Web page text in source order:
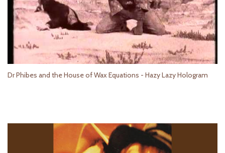
Dr Phibes and the House of Wax Equations - Hazy Lazy Hologram